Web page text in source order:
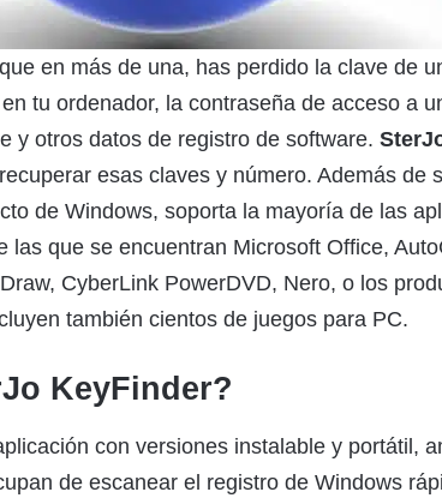
en más de una, has perdido la clave de
tu ordenador, la contraseña de acceso a
y otros datos de registro de software.
esas claves y número. Además de
de Windows, soporta la mayoría de las
las que se encuentran Microsoft Office,
CyberLink PowerDVD, Nero, o los
también cientos de juegos para PC.
KeyFinder?
con versiones instalable y portátil,
de escanear el registro de Windows